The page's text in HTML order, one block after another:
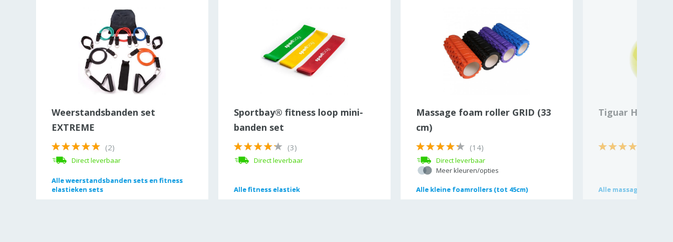
Weerstandsbanden set
EXTREME
(2)
Direct leverbaar
Alleweerstandsbanden sets en fitness
elastieken sets
Alleweerstandsbanden sets en fitness
elastieken sets
Sportbay® fitness loop mini-
banden set
(3)
Direct leverbaar
Allefitness elastiek
Allefitness elastiek
Massage foam roller GRID (33
cm)
(14)
Direct leverbaar
Meer kleuren/opties
Alle kleine foamrollers (tot 45cm)
Alle kleine foamrollers (tot 45cm)
Tiguar Heavy
Alle massage bal
Alle massage bal